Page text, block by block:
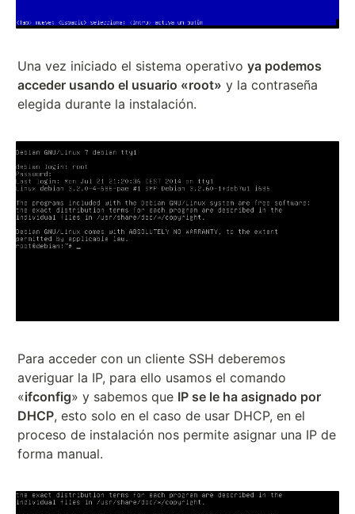
Una vez iniciado el sistema operativo ya podemos
acceder usando el usuario «root» y la contraseña
elegida durante la instalación.
Para acceder con un cliente SSH deberemos
averiguar la IP, para ello usamos el comando
«ifconfig» y sabemos que IP se le ha asignado por
DHCP, esto solo en el caso de usar DHCP, en el
proceso de instalación nos permite asignar una IP de
forma manual.